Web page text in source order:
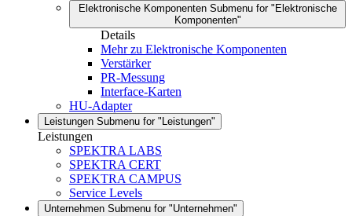
Elektronische Komponenten Submenu for "Elektronische
Komponenten"
Details
Mehr zu Elektronische Komponenten
Verstärker
PR-Messung
Interface-Karten
HU-Adapter
Leistungen Submenu for "Leistungen"
Leistungen
SPEKTRA LABS
SPEKTRA CERT
SPEKTRA CAMPUS
Service Levels
Unternehmen Submenu for "Unternehmen"